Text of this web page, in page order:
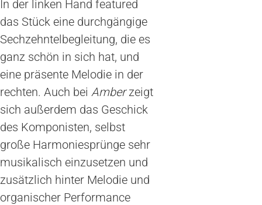
In der linken Hand featured
das Stück eine durchgängige
Sechzehntelbegleitung, die es
ganz schön in sich hat, und
eine präsente Melodie in der
rechten. Auch bei Amberzeigt
sich außerdem das Geschick
des Komponisten, selbst
große Harmoniesprünge sehr
musikalisch einzusetzen und
zusätzlich hinter Melodie und
organischer Performance